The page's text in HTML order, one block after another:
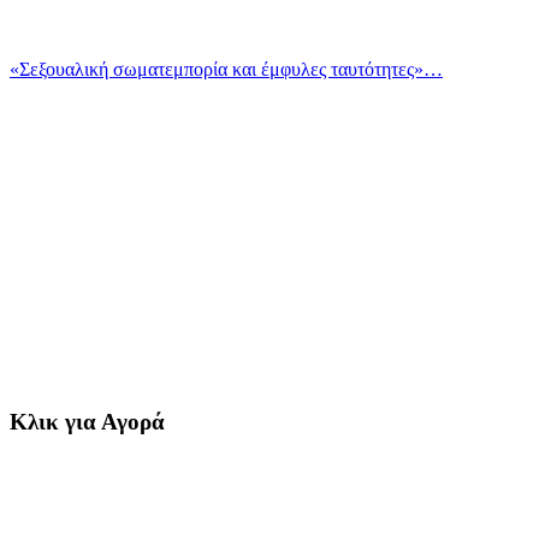
«Σεξουαλική σωματεμπορία και έμφυλες ταυτότητες»…
Κλικ για Αγορά